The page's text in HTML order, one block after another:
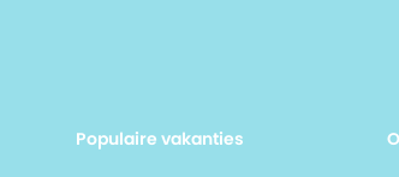
Populaire vakanties